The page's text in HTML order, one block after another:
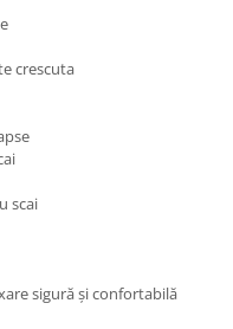
crescuta
scai
sigură și confortabilă